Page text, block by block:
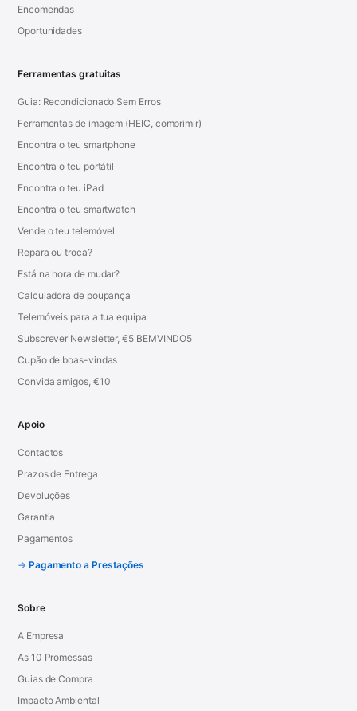
Encomendas
Oportunidades
Ferramentas gratuitas
Guia: Recondicionado Sem Erros
Ferramentas de imagem (HEIC, comprimir)
Encontra o teu smartphone
Encontra o teu portátil
Encontra o teu iPad
Encontra o teu smartwatch
Vende o teu telemóvel
Repara ou troca?
Está na hora de mudar?
Calculadora de poupança
Telemóveis para a tua equipa
Subscrever Newsletter, €5 BEMVINDO5
Cupão de boas-vindas
Convida amigos, €10
Apoio
Contactos
Prazos de Entrega
Devoluções
Garantia
Pagamentos
Pagamento a Prestações
Sobre
A Empresa
As 10 Promessas
Guias de Compra
Impacto Ambiental